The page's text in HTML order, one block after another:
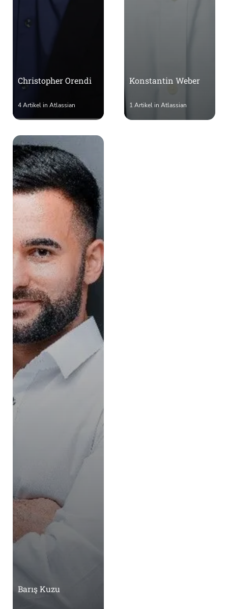
Christopher Orendi
4 Artikel in Atlassian
Konstantin Weber
1 Artikel in Atlassian
Barış Kuzu